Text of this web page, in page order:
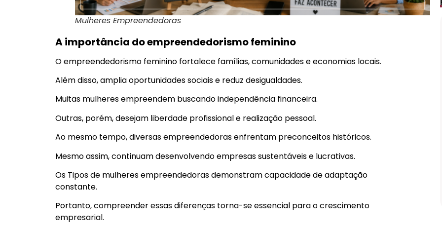
Mulheres Empreendedoras
A importância do empreendedorismo feminino
O empreendedorismo feminino fortalece famílias, comunidades e economias locais.
Além disso, amplia oportunidades sociais e reduz desigualdades.
Muitas mulheres empreendem buscando independência financeira.
Outras, porém, desejam liberdade profissional e realização pessoal.
Ao mesmo tempo, diversas empreendedoras enfrentam preconceitos históricos.
Mesmo assim, continuam desenvolvendo empresas sustentáveis e lucrativas.
Os Tipos de mulheres empreendedoras demonstram capacidade de adaptação
constante.
Portanto, compreender essas diferenças torna-se essencial para o crescimento
empresarial.
Prova D’água de 5 Cores – Longa